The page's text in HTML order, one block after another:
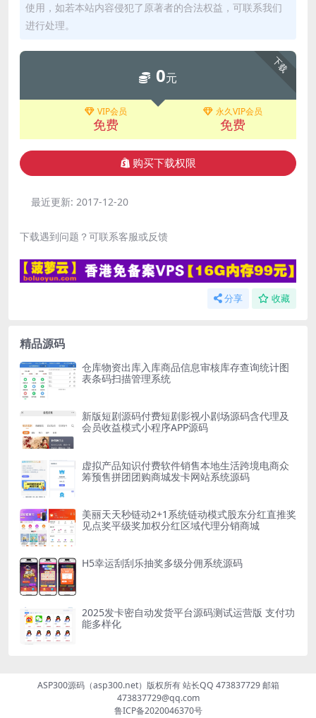
使用，如若本站内容侵犯了原著者的合法权益，可联系我们
进行处理。
下载
0元
VIP会员
免费
永久VIP会员
免费
购买下载权限
最近更新: 2017-12-20
下载遇到问题？可联系客服或反馈
分享 收藏
精品源码
仓库物资出库入库商品信息审核库存查询统计图
表条码扫描管理系统
新版短剧源码付费短剧影视小剧场源码含代理及
会员收益模式小程序APP源码
虚拟产品知识付费软件销售本地生活跨境电商众
筹预售拼团团购商城发卡网站系统源码
美丽天天秒链动2+1系统链动模式股东分红直推奖
见点奖平级奖加权分红区域代理分销商城
H5幸运刮刮乐抽奖多级分佣系统源码
2025发卡密自动发货平台源码测试运营版 支付功
能多样化
ASP300源码（asp300.net）版权所有 站长QQ 473837729 邮箱
473837729@qq.com
鲁ICP备2020046370号